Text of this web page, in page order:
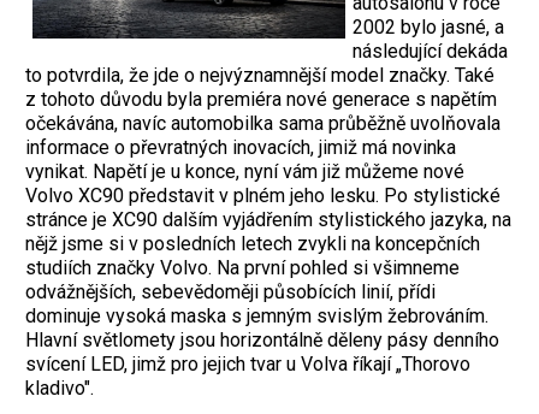
2002 bylo jasné, a
následující dekáda
to potvrdila, že jde o nejvýznamnější model značky. Také
z tohoto důvodu byla premiéra nové generace s napětím
očekávána, navíc automobilka sama průběžně uvolňovala
informace o převratných inovacích, jimiž má novinka
vynikat. Napětí je u konce, nyní vám již můžeme nové
Volvo XC90 představit v plném jeho lesku. Po stylistické
stránce je XC90 dalším vyjádřením stylistického jazyka, na
nějž jsme si v posledních letech zvykli na koncepčních
studiích značky Volvo. Na první pohled si všimneme
odvážnějších, sebevědoměji působících linií, přídi
dominuje vysoká maska s jemným svislým žebrováním.
Hlavní světlomety jsou horizontálně děleny pásy denního
svícení LED, jimž pro jejich tvar u Volva říkají „Thorovo
kladivo".